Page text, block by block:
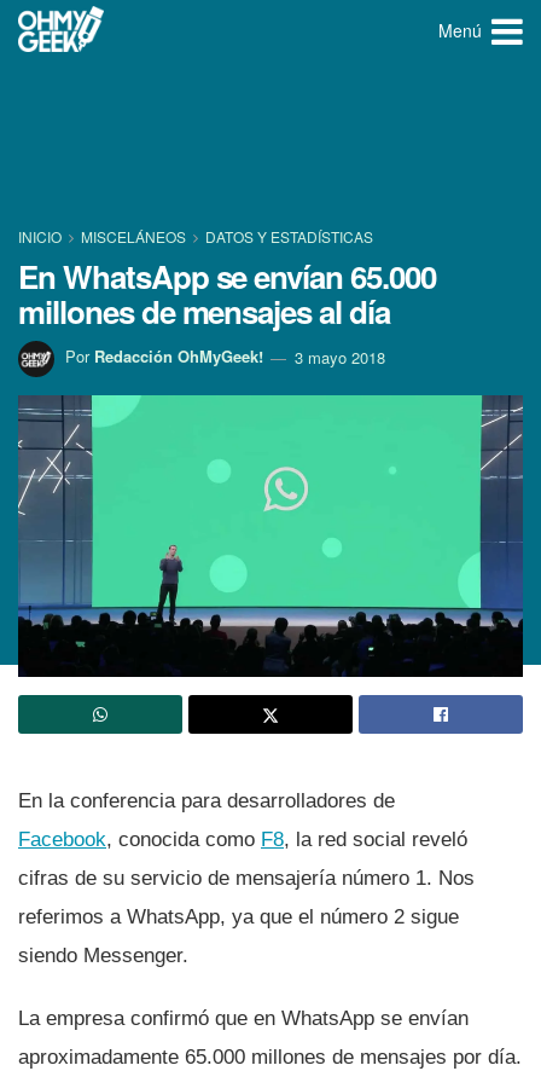
Menú
INICIO MISCELÁNEOS DATOS Y ESTADÍ­STICAS
En WhatsApp se enví­an 65.000
millones de mensajes al dí­a
Por Redacción OhMyGeek! 3 mayo 2018
En la conferencia para desarrolladores de
Facebook, conocida como F8, la red social reveló
cifras de su servicio de mensajerí­a número 1. Nos
referimos a WhatsApp, ya que el número 2 sigue
siendo Messenger.
La empresa confirmó que en WhatsApp se enví­an
aproximadamente 65.000 millones de mensajes por dí­a.